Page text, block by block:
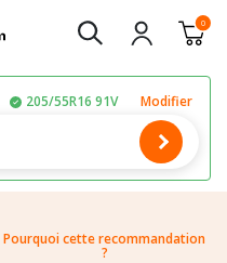
0
205/55R16 91V Modifier
Pourquoi cette recommandation
?